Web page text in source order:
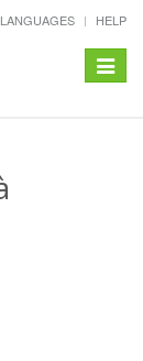
LANGUAGES HELP
Toggle